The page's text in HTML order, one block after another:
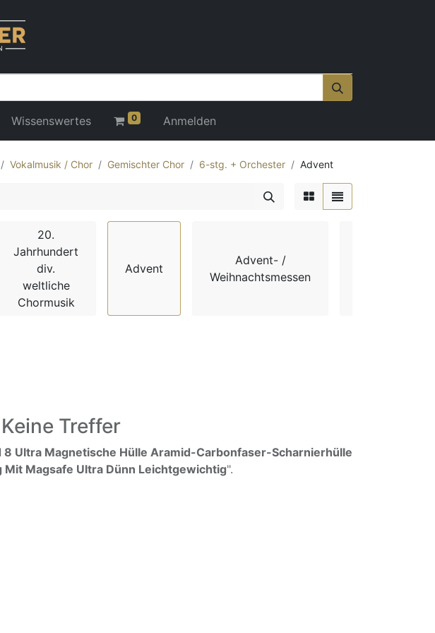
Wissenswertes 0 Anmelden
Vokalmusik / Chor Gemischter Chor 6-stg. + Orchester Advent
20.
Jahrhundert
div.
weltliche
Chormusik
Advent
Advent- /
Weihnachtsmessen
Keine Treffer
8 Ultra Magnetische Hülle Aramid-Carbonfaser-Scharnierhülle
Magsafe Ultra Dünn Leichtgewichtig".